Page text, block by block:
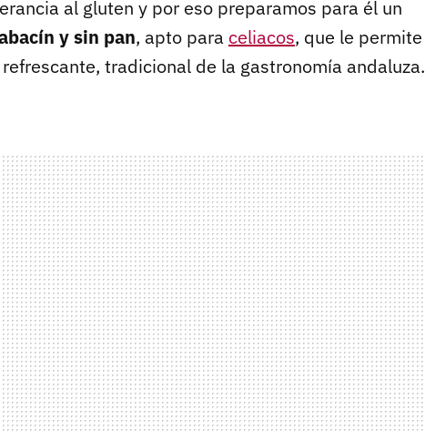
al gluten y por eso preparamos para él un
y sin pan, apto para celiacos, que le permite
tradicional de la gastronomía andaluza.